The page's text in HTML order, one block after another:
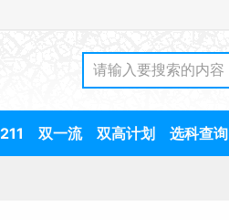
211 双一流 双高计划 选科查询